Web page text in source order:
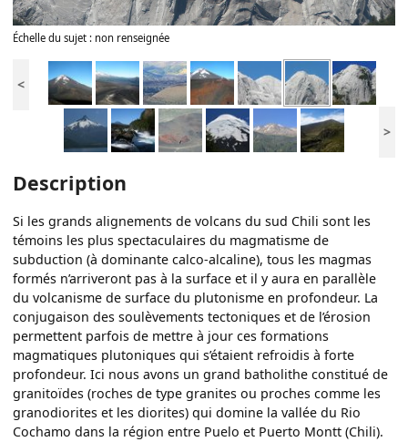
Échelle du sujet : non renseignée
<
>
Description
Si les grands alignements de volcans du sud Chili sont les
témoins les plus spectaculaires du magmatisme de
subduction (à dominante calco-alcaline), tous les magmas
formés n’arriveront pas à la surface et il y aura en parallèle
du volcanisme de surface du plutonisme en profondeur. La
conjugaison des soulèvements tectoniques et de l’érosion
permettent parfois de mettre à jour ces formations
magmatiques plutoniques qui s’étaient refroidis à forte
profondeur. Ici nous avons un grand batholithe constitué de
granitoïdes (roches de type granites ou proches comme les
granodiorites et les diorites) qui domine la vallée du Rio
Cochamo dans la région entre Puelo et Puerto Montt (Chili).